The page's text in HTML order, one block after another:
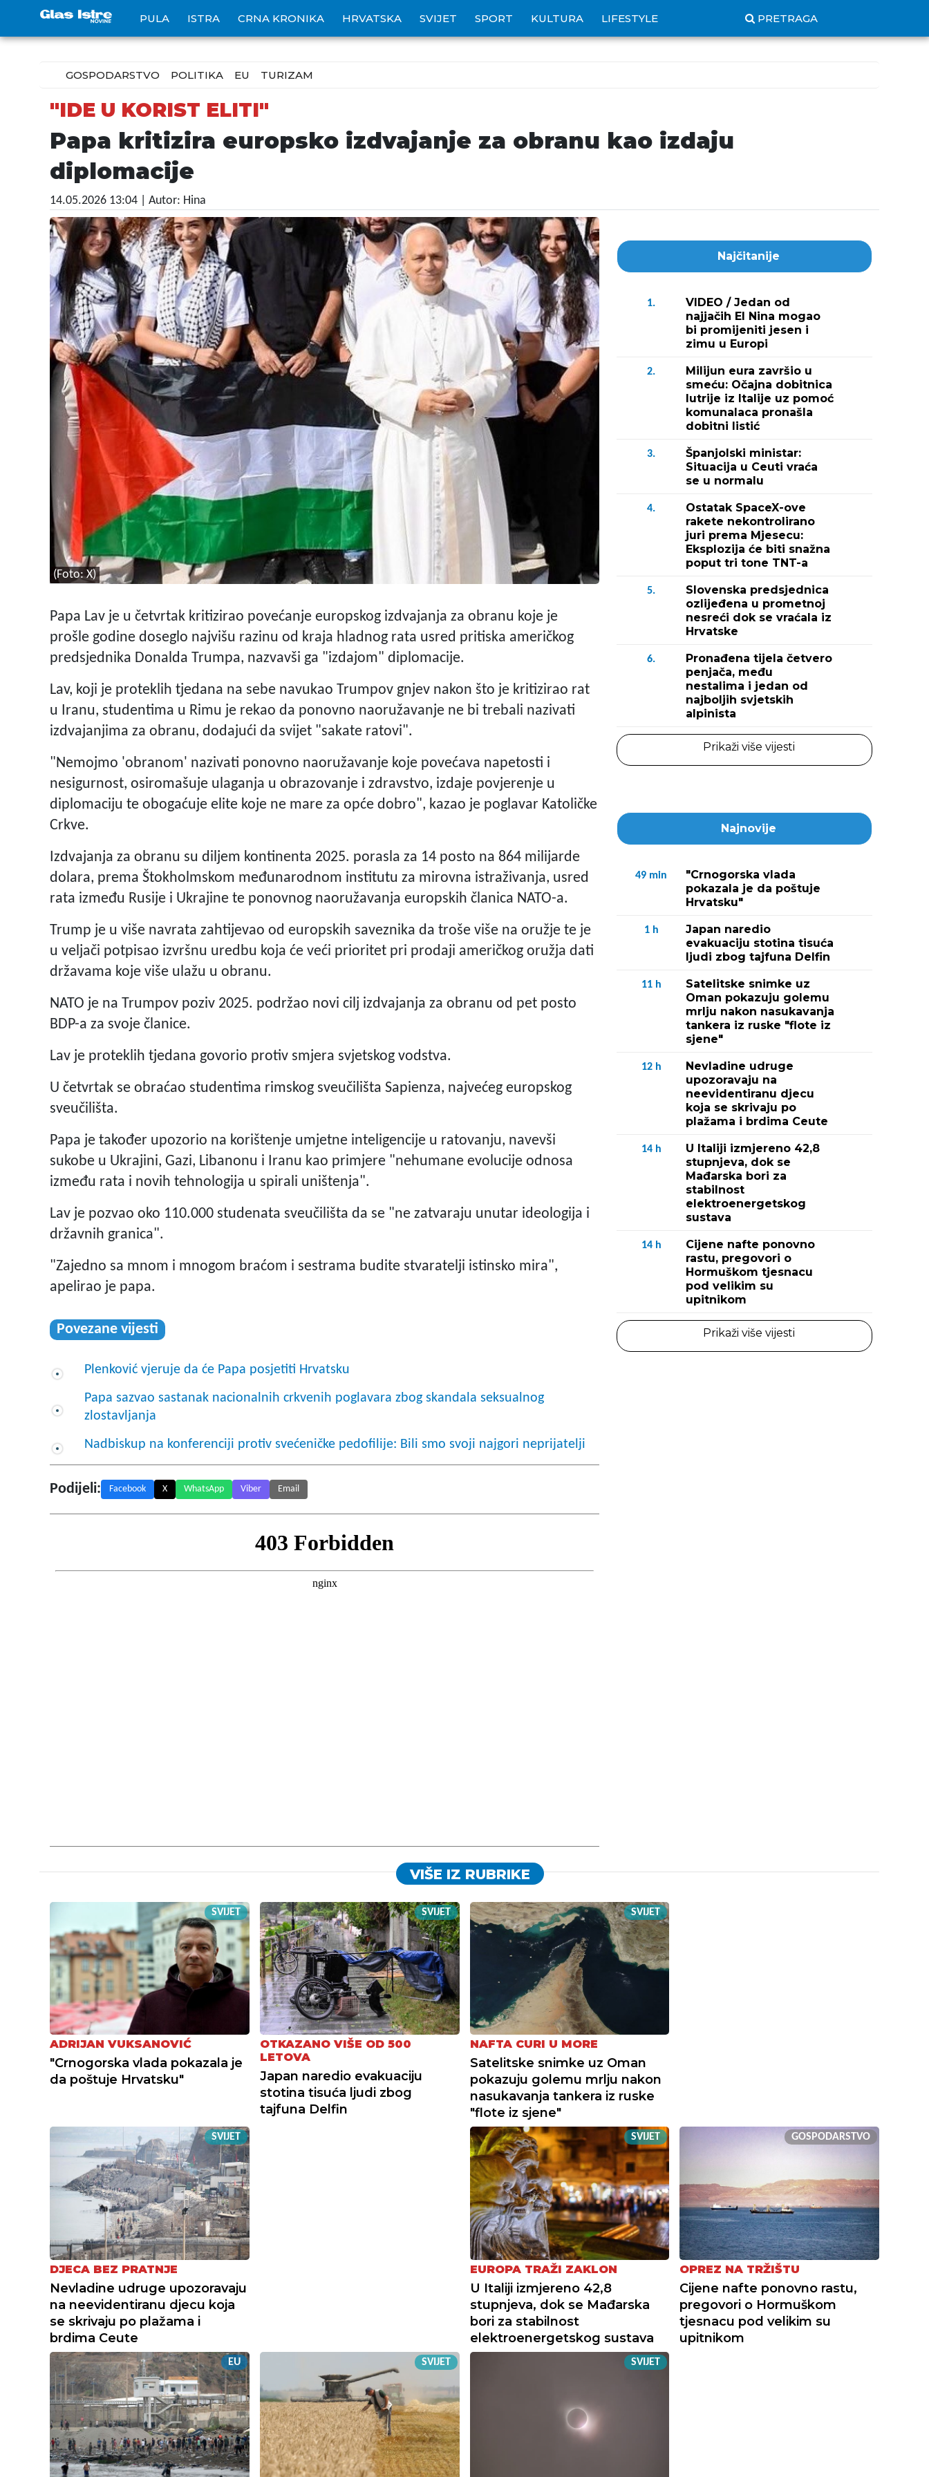
PULA ISTRA CRNA KRONIKA HRVATSKA SVIJET SPORT KULTURA LIFESTYLE PRETRAGA
GOSPODARSTVO POLITIKA EU TURIZAM
"IDE U KORIST ELITI"
Papa kritizira europsko izdvajanje za obranu kao izdaju
diplomacije
14.05.2026 13:04 | Autor: Hina
(Foto: X)
Papa Lav je u četvrtak kritizirao povećanje europskog izdvajanja za obranu koje je
prošle godine doseglo najvišu razinu od kraja hladnog rata usred pritiska američkog
predsjednika Donalda Trumpa, nazvavši ga "izdajom" diplomacije.
Lav, koji je proteklih tjedana na sebe navukao Trumpov gnjev nakon što je kritizirao rat
u Iranu, studentima u Rimu je rekao da ponovno naoružavanje ne bi trebali nazivati
izdvajanjima za obranu, dodajući da svijet "sakate ratovi".
"Nemojmo 'obranom' nazivati ponovno naoružavanje koje povećava napetosti i
nesigurnost, osiromašuje ulaganja u obrazovanje i zdravstvo, izdaje povjerenje u
diplomaciju te obogaćuje elite koje ne mare za opće dobro", kazao je poglavar Katoličke
Crkve.
Izdvajanja za obranu su diljem kontinenta 2025. porasla za 14 posto na 864 milijarde
dolara, prema Štokholmskom međunarodnom institutu za mirovna istraživanja, usred
rata između Rusije i Ukrajine te ponovnog naoružavanja europskih članica NATO-a.
Trump je u više navrata zahtijevao od europskih saveznika da troše više na oružje te je
u veljači potpisao izvršnu uredbu koja će veći prioritet pri prodaji američkog oružja dati
državama koje više ulažu u obranu.
NATO je na Trumpov poziv 2025. podržao novi cilj izdvajanja za obranu od pet posto
BDP-a za svoje članice.
Lav je proteklih tjedana govorio protiv smjera svjetskog vodstva.
U četvrtak se obraćao studentima rimskog sveučilišta Sapienza, najvećeg europskog
sveučilišta.
Papa je također upozorio na korištenje umjetne inteligencije u ratovanju, navevši
sukobe u Ukrajini, Gazi, Libanonu i Iranu kao primjere "nehumane evolucije odnosa
između rata i novih tehnologija u spirali uništenja".
Lav je pozvao oko 110.000 studenata sveučilišta da se "ne zatvaraju unutar ideologija i
državnih granica".
"Zajedno sa mnom i mnogom braćom i sestrama budite stvaratelji istinsko mira",
apelirao je papa.
Povezane vijesti
Plenković vjeruje da će Papa posjetiti Hrvatsku
Papa sazvao sastanak nacionalnih crkvenih poglavara zbog skandala seksualnog
zlostavljanja
Nadbiskup na konferenciji protiv svećeničke pedofilije: Bili smo svoji najgori neprijatelji
Podijeli: Facebook X WhatsApp Viber Email
Najčitanije
1.
VIDEO / Jedan od
najjačih El Nina mogao
bi promijeniti jesen i
zimu u Europi
2.
Milijun eura završio u
smeću: Očajna dobitnica
lutrije iz Italije uz pomoć
komunalaca pronašla
dobitni listić
3.
Španjolski ministar:
Situacija u Ceuti vraća
se u normalu
4.
Ostatak SpaceX-ove
rakete nekontrolirano
juri prema Mjesecu:
Eksplozija će biti snažna
poput tri tone TNT-a
5.
Slovenska predsjednica
ozlijeđena u prometnoj
nesreći dok se vraćala iz
Hrvatske
6.
Pronađena tijela četvero
penjača, među
nestalima i jedan od
najboljih svjetskih
alpinista
Prikaži više vijesti
Najnovije
49 min
"Crnogorska vlada
pokazala je da poštuje
Hrvatsku"
1 h
Japan naredio
evakuaciju stotina tisuća
ljudi zbog tajfuna Delfin
11 h
Satelitske snimke uz
Oman pokazuju golemu
mrlju nakon nasukavanja
tankera iz ruske "flote iz
sjene"
12 h
Nevladine udruge
upozoravaju na
neevidentiranu djecu
koja se skrivaju po
plažama i brdima Ceute
14 h
U Italiji izmjereno 42,8
stupnjeva, dok se
Mađarska bori za
stabilnost
elektroenergetskog
sustava
14 h
Cijene nafte ponovno
rastu, pregovori o
Hormuškom tjesnacu
pod velikim su
upitnikom
Prikaži više vijesti
VIŠE IZ RUBRIKE
SVIJET
ADRIJAN VUKSANOVIĆ
"Crnogorska vlada pokazala je
da poštuje Hrvatsku"
SVIJET
OTKAZANO VIŠE OD 500
LETOVA
Japan naredio evakuaciju
stotina tisuća ljudi zbog
tajfuna Delfin
SVIJET
NAFTA CURI U MORE
Satelitske snimke uz Oman
pokazuju golemu mrlju nakon
nasukavanja tankera iz ruske
"flote iz sjene"
SVIJET
DJECA BEZ PRATNJE
Nevladine udruge upozoravaju
na neevidentiranu djecu koja
se skrivaju po plažama i
brdima Ceute
SVIJET
EUROPA TRAŽI ZAKLON
U Italiji izmjereno 42,8
stupnjeva, dok se Mađarska
bori za stabilnost
elektroenergetskog sustava
GOSPODARSTVO
OPREZ NA TRŽIŠTU
Cijene nafte ponovno rastu,
pregovori o Hormuškom
tjesnacu pod velikim su
upitnikom
EU SVIJET SVIJET